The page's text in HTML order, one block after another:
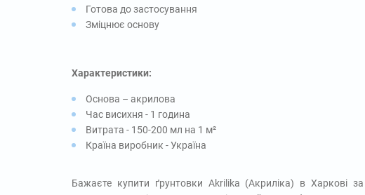
Готова до застосування
Зміцнює основу
Характеристики:
Основа – акрилова
Час висихня - 1 година
Витрата - 150-200 мл на 1 м²
Країна виробник - Україна
Бажаєте купити ґрунтовки Akrilika (Акриліка) в Харкові